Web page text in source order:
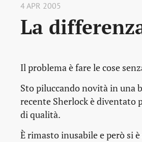
4 APR 2005
La
Il problema è fare le cose
Sto piluccando novità in una
recente Sherlock è diventato
di qualità.
È rimasto inusabile e però si